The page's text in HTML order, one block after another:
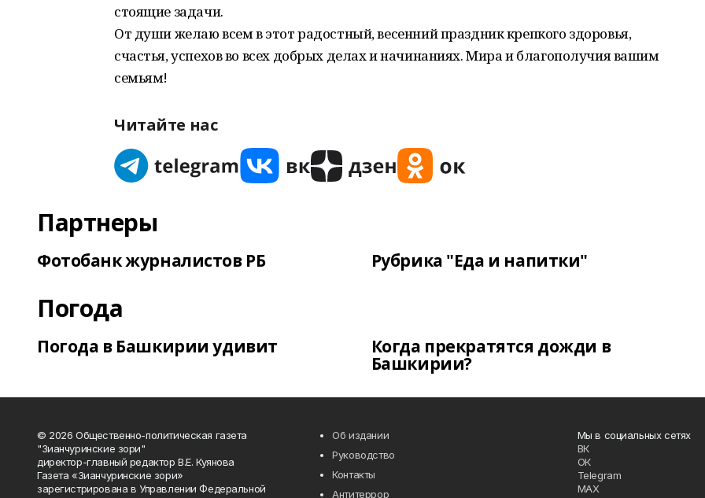
стоящие задачи.
От души желаю всем в этот радостный, весенний праздник крепкого здоровья,
счастья, успехов во всех добрых делах и начинаниях. Мира и благополучия вашим
семьям!
Читайте нас
Партнеры
Фотобанк журналистов РБ Рубрика "Еда и напитки"
Погода
Погода в Башкирии удивит Когда прекратятся дожди в
Башкирии?
© 2026 Общественно-политическая газета
"Зианчуринские зори"
директор-главный редактор В.Е. Куянова
Газета «Зианчуринские зори»
зарегистрирована в Управлении Федеральной
Об издании
Руководство
Контакты
Антитеррор
Мы в социальных сетях
ВК
ОК
Telegram
MAX